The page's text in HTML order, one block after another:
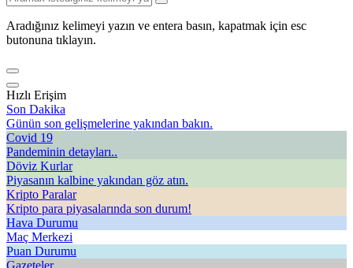
Aradığınız kelimeyi yazın ve entera basın, kapatmak için esc
butonuna tıklayın.
Hızlı Erişim
Son Dakika
Günün son gelişmelerine yakından bakın.
Covid 19
Pandeminin detayları..
Döviz Kurlar
Piyasanın kalbine yakından göz atın.
Kripto Paralar
Kripto para piyasalarında son durum!
Hava Durumu
Maç Merkezi
Puan Durumu
Gazeteler